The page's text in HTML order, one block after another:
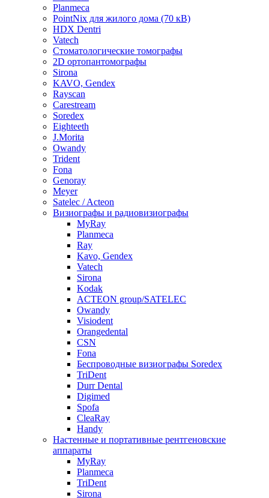
Planmeca
PointNix для жилого дома (70 кВ)
HDX Dentri
Vatech
Стоматологические томографы
2D ортопантомографы
Sirona
KAVO, Gendex
Rayscan
Carestream
Soredex
Eighteeth
J.Morita
Owandy
Trident
Fona
Genoray
Meyer
Satelec / Acteon
Визиографы и радиовизиографы
MyRay
Planmeca
Ray
Kavo, Gendex
Vatech
Sirona
Kodak
ACTEON group/SATELEC
Owandy
Visiodent
Orangedental
CSN
Fona
Беспроводные визиографы Soredex
TriDent
Durr Dental
Digimed
Spofa
CleaRay
Handy
Настенные и портативные рентгеновские
аппараты
MyRay
Planmeca
TriDent
Sirona